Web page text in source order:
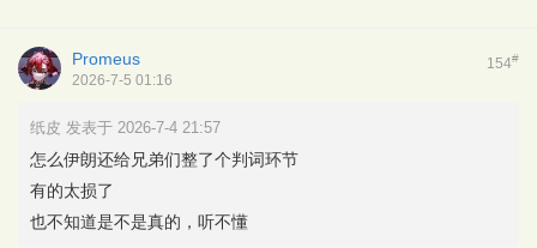
154#
Promeus
2026-7-5 01:16
纸皮 发表于 2026-7-4 21:57
怎么伊朗还给兄弟们整了个判词环节
有的太损了
也不知道是不是真的，听不懂